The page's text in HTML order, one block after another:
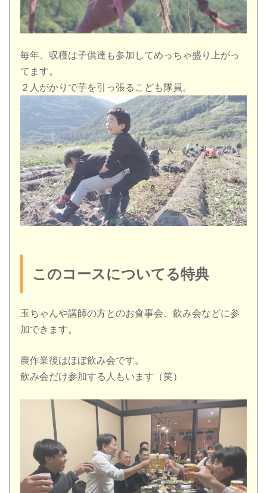
毎年、収穫は子供達も参加してめっちゃ盛り上がっ
てます。
２人がかりで芋を引っ張るこども隊員。
このコースについてる特典
玉ちゃんや講師の方とのお食事会、飲み会などに参
加できます。
農作業後はほぼ飲み会です。
飲み会だけ参加する人もいます（笑）